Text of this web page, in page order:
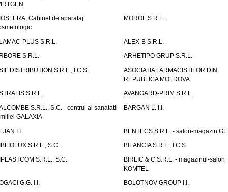
Cabinet de aparataj
MOROL S.R.L.
PLUS S.R.L.
ALEX-B S.R.L.
S.R.L.
ARHETIPO GRUP S.R.L.
DISTRIBUTION S.R.L., I.C.S.
ASOCIATIA FARMACISTILOR DIN
REPUBLICA MOLDOVA
S.R.L.
AVANGARD-PRIM S.R.L.
S.R.L., S.C. - centrul al sanatatii
GALAXIA
BARGAN L. I.I.
I.I.
BENTECS S.R.L. - salon-magazin
S.R.L., S.C.
BILANCIA S.R.L., I.C.S.
S.R.L., S.C.
BIRLIC & C S.R.L. - magazinul-salon
KOMTEL
G.G. I.I.
BOLOTNOV GROUP I.I.